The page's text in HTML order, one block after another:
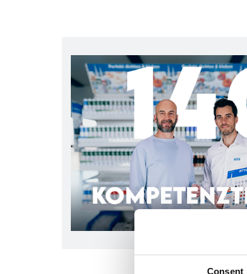
Consent